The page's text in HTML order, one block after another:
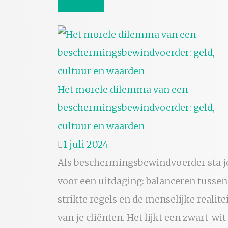
Het morele dilemma van een
beschermingsbewindvoerder: geld,
cultuur en waarden
1 juli 2024
Als beschermingsbewindvoerder sta
voor een uitdaging: balanceren tussen
strikte regels en de menselijke
van je cliënten. Het lijkt een zwart-wit